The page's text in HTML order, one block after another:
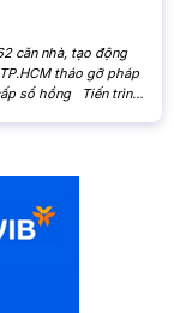
căn nhà, tạo động
tháo gỡ pháp
sổ hồng Tiến trình